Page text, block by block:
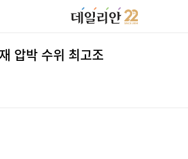
압박 수위 최고조